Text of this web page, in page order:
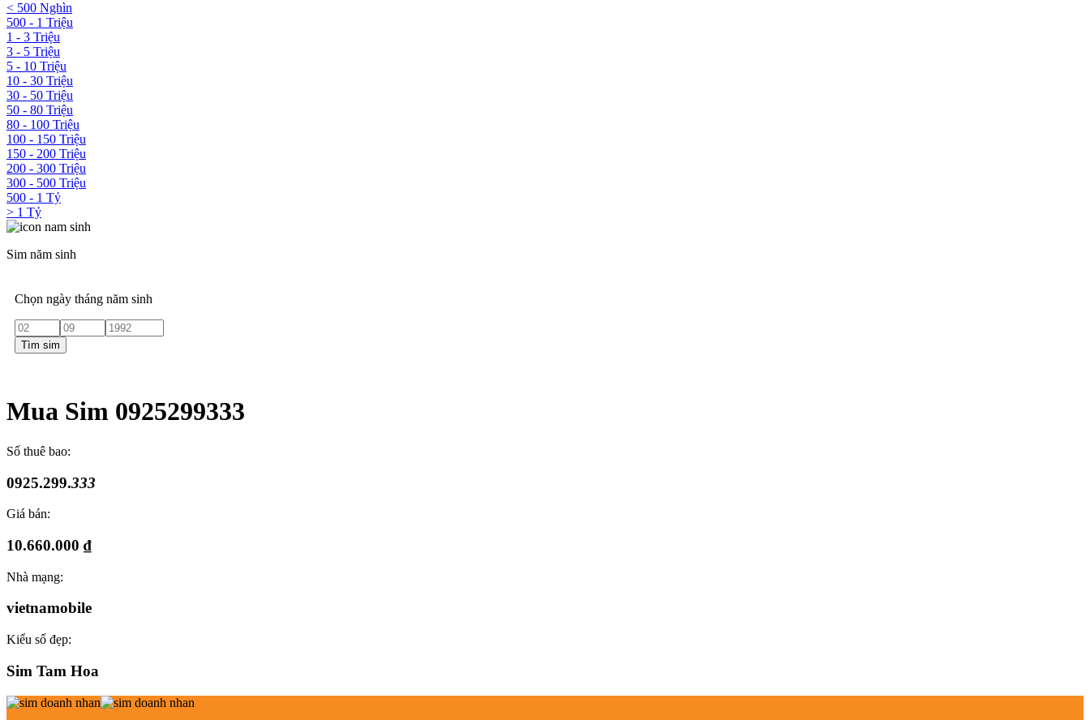
< 500 Nghìn
500 - 1 Triệu
1 - 3 Triệu
3 - 5 Triệu
5 - 10 Triệu
10 - 30 Triệu
30 - 50 Triệu
50 - 80 Triệu
80 - 100 Triệu
100 - 150 Triệu
150 - 200 Triệu
200 - 300 Triệu
300 - 500 Triệu
500 - 1 Tỷ
> 1 Tỷ
Sim năm sinh
Chọn ngày tháng năm sinh
Tìm sim
Mua Sim 0925299333
Số thuê bao:
0925.299.333
Giá bán:
10.660.000 ₫
Nhà mạng:
vietnamobile
Kiểu số đẹp:
Sim Tam Hoa